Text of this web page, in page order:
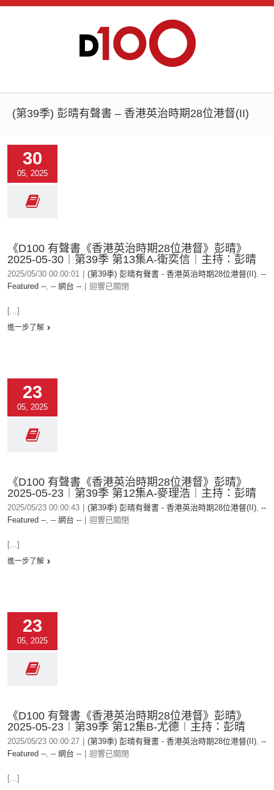
(第39季) 彭晴有聲書 – 香港英治時期28位港督(II)
30
05, 2025
《D100 有聲書《香港英治時期28位港督》彭晴》
2025-05-30︱第39季 第13集A-衛奕信︱主持：彭晴
2025/05/30 00:00:01 (第39季) 彭晴有聲書 - 香港英治時期28位港督(II), --
Featured --, -- 網台 -- 迴響已關閉
[...]
進一步了解
23
05, 2025
《D100 有聲書《香港英治時期28位港督》彭晴》
2025-05-23︱第39季 第12集A-麥理浩︱主持：彭晴
2025/05/23 00:00:43 (第39季) 彭晴有聲書 - 香港英治時期28位港督(II), --
Featured --, -- 網台 -- 迴響已關閉
[...]
進一步了解
23
05, 2025
《D100 有聲書《香港英治時期28位港督》彭晴》
2025-05-23︱第39季 第12集B-尤德︱主持：彭晴
2025/05/23 00:00:27 (第39季) 彭晴有聲書 - 香港英治時期28位港督(II), --
Featured --, -- 網台 -- 迴響已關閉
[...]